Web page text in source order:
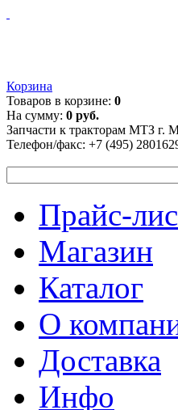
Корзина
Товаров в корзине: 0
На сумму: 0 руб.
Запчасти к тракторам МТЗ г.
Телефон/факс: +7 (495)
Прайс-
Магазин
Каталог
О
Доставка
Инфо